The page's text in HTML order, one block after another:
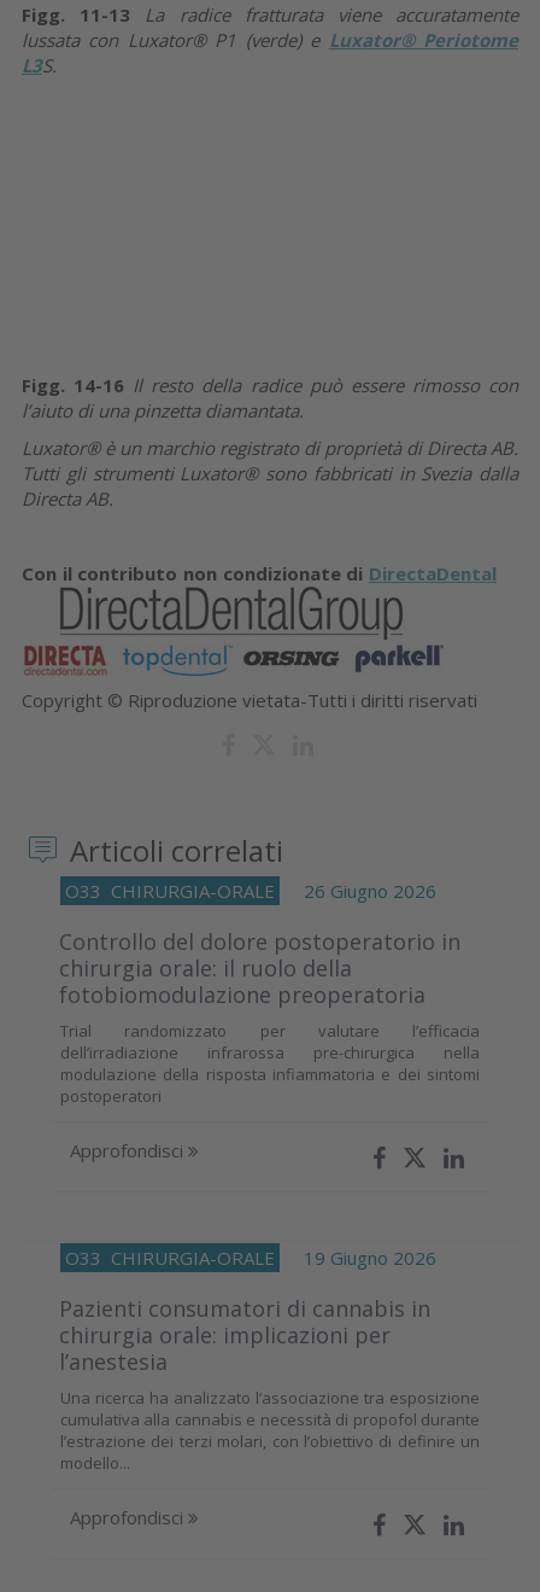
Figg. 11-13
La radice fratturata viene accuratamente
lussata con Luxator® P1 (verde) e Luxator® Periotome
L3S.
Figg. 14-16 Il resto della radice può essere rimosso con
l’aiuto di una pinzetta diamantata.
Luxator® è un marchio registrato di proprietà di Directa AB.
Tutti gli strumenti Luxator® sono fabbricati in Svezia dalla
Directa AB.
Con il contributo non condizionate di DirectaDental
Copyright © Riproduzione vietata-Tutti i diritti riservati
Articoli correlati
O33 CHIRURGIA-ORALE 26 Giugno 2026
Controllo del dolore postoperatorio in
chirurgia orale: il ruolo della
fotobiomodulazione preoperatoria
Trial randomizzato per valutare l’efficacia
dell’irradiazione infrarossa pre-chirurgica nella
modulazione della risposta infiammatoria e dei sintomi
postoperatori
Approfondisci
O33 CHIRURGIA-ORALE 19 Giugno 2026
Pazienti consumatori di cannabis in
chirurgia orale: implicazioni per
l’anestesia
Una ricerca ha analizzato l’associazione tra esposizione
cumulativa alla cannabis e necessità di propofol durante
l’estrazione dei terzi molari, con l’obiettivo di definire un
modello...
Approfondisci